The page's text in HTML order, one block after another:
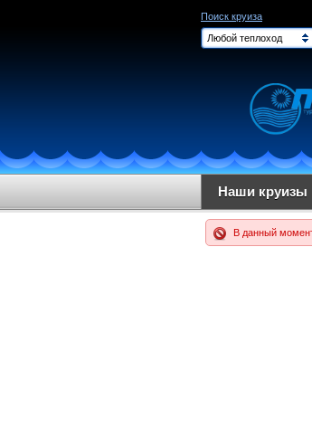
Поиск круиза
Любой теплоход
Наши круизы
В данный